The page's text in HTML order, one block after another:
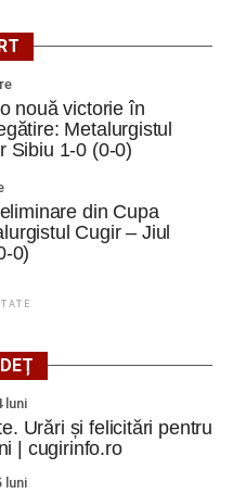
nouă victorie în
Metalurgistul
Sibiu 1-0 (0-0)
din Cupa
Cugir – Jiul
0)
luni
Urări și felicitări pentru
| cugirinfo.ro
luni